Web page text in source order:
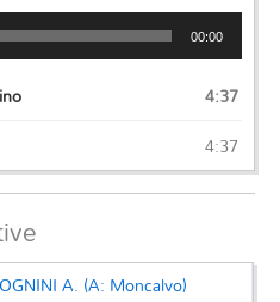
00:00
4:37
4:37
A. (A: Moncalvo)